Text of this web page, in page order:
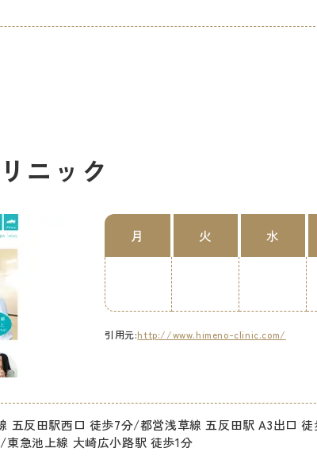
ニック
月 火 水
引用元:http://www.himeno-clinic.com/
五反田駅西口 徒歩7分/都営浅草線 五反田駅 A3出口
東急池上線 大崎広小路駅 徒歩1分